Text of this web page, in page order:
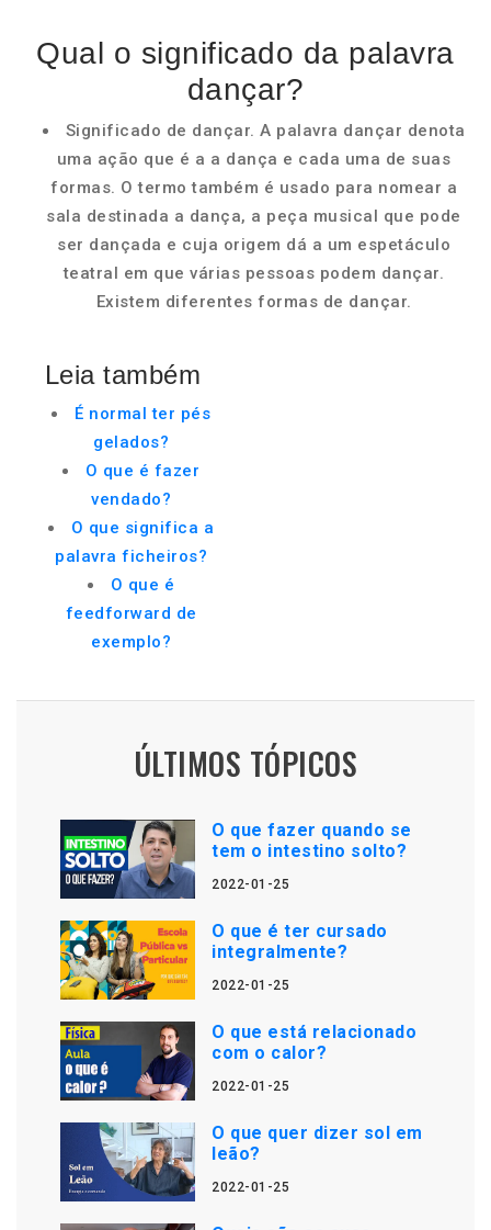
Qual o significado da palavra
dançar?
Significado de dançar. A palavra dançar denota
uma ação que é a a dança e cada uma de suas
formas. O termo também é usado para nomear a
sala destinada a dança, a peça musical que pode
ser dançada e cuja origem dá a um espetáculo
teatral em que várias pessoas podem dançar.
Existem diferentes formas de dançar.
Leia também
É normal ter pés
gelados?
O que é fazer
vendado?
O que significa a
palavra ficheiros?
O que é
feedforward de
exemplo?
ÚLTIMOS TÓPICOS
O que fazer quando se
tem o intestino solto?
2022-01-25
O que é ter cursado
integralmente?
2022-01-25
O que está relacionado
com o calor?
2022-01-25
O que quer dizer sol em
leão?
2022-01-25